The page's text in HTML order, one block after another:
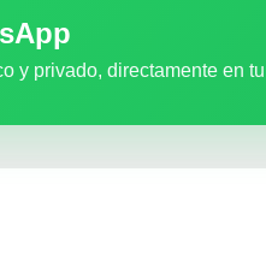
y privado, directamente en